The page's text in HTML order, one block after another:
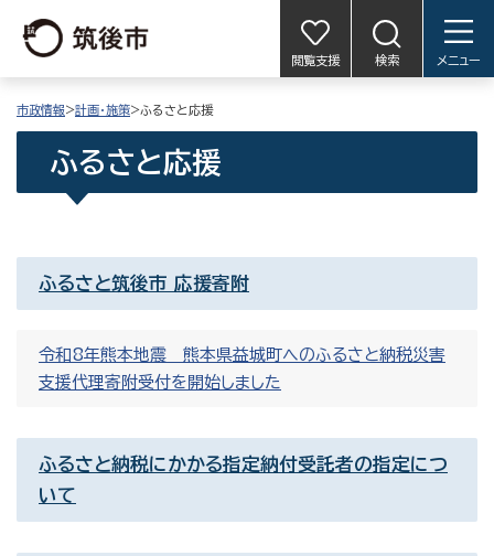
閲覧支援 検索 メニュー
市政情報>計画・施策>ふるさと応援
ふるさと応援
ふるさと筑後市 応援寄附
令和8年熊本地震 熊本県益城町へのふるさと納税災害
支援代理寄附受付を開始しました
ふるさと納税にかかる指定納付受託者の指定につ
いて